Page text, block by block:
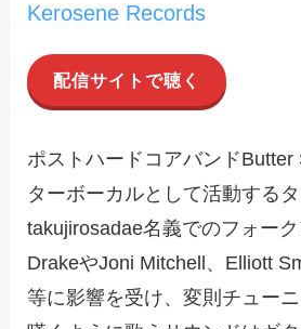
Kerosene Records
配信サイトで聴く
ポストハードコアバンドButter
ターボーカルとして活動する
takujirosadae名義でのフォー
DrakeやJoni Mitchell、Elliott
等に影響を受け、変則チューニ